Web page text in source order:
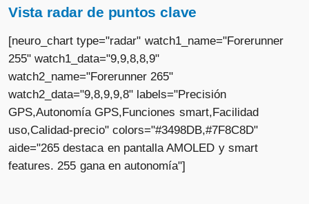
Vista radar de puntos clave
[neuro_chart type="radar" watch1_name="Forerunner
255" watch1_data="9,9,8,8,9"
watch2_name="Forerunner 265"
watch2_data="9,8,9,9,8" labels="Precisión
GPS,Autonomía GPS,Funciones smart,Facilidad
uso,Calidad-precio" colors="#3498DB,#7F8C8D"
aide="265 destaca en pantalla AMOLED y smart
features. 255 gana en autonomía"]